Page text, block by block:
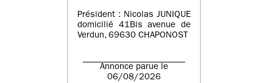
Président : Nicolas JUNIQUE
domicilié 41Bis avenue de
Verdun, 69630 CHAPONOST
Annonce parue le
06/08/2026